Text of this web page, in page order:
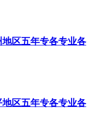
区五年专各专业各
区五年专各专业各